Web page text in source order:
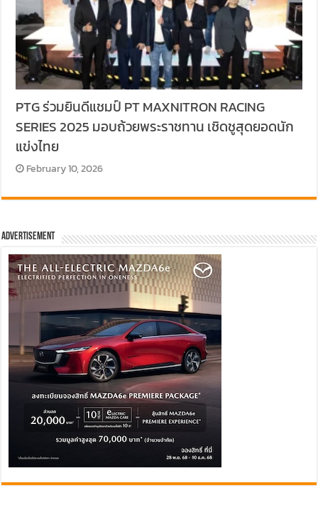
PTG ร่วมยินดีแชมป์ PT MAXNITRON RACING
SERIES 2025 มอบถ้วยพระราชทาน เชิดชูสุดยอดนัก
แข่งไทย
February 10, 2026
Advertisement